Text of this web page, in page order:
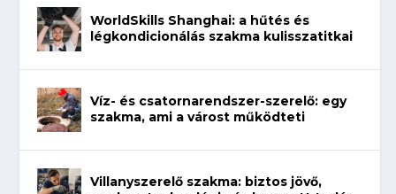
WorldSkills Shanghai: a hűtés és
légkondicionálás szakma kulisszatitkai
Víz- és csatornarendszer-szerelő: egy
szakma, ami a várost működteti
Villanyszerelő szakma: biztos jövő,